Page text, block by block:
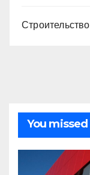
Строительство
You missed